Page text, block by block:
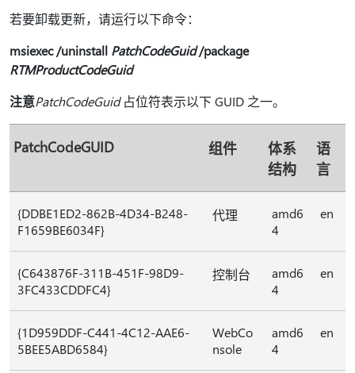
若要卸载更新，请运行以下命令：
msiexec /uninstall PatchCodeGuid/package
RTMProductCodeGuid
注意PatchCodeGuid占位符表示以下 GUID 之一。
PatchCodeGUID 组件
体系
结构
语
言
{DDBE1ED2-862B-4D34-B248-
F1659BE6034F}
代理
amd6
4
en
{C643876F-311B-451F-98D9-
3FC433CDDFC4}
控制台
amd6
4
en
{1D959DDF-C441-4C12-AAE6-
5BEE5ABD6584}
WebCo
nsole
amd6
4
en